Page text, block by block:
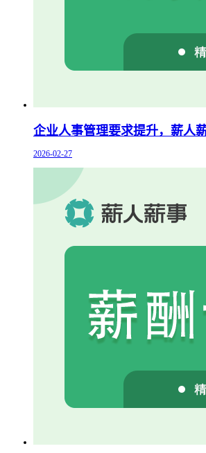
企业人事管理要求提升，薪人
2026-02-27